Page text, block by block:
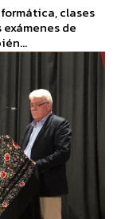
clases
de